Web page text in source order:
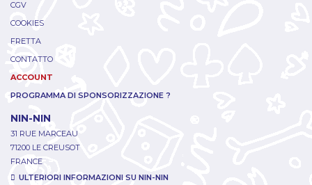
CGV
COOKIES
FRETTA
CONTATTO
ACCOUNT
PROGRAMMA DI SPONSORIZZAZIONE ?
NIN-NIN
31 RUE MARCEAU
71200 LE CREUSOT
FRANCE
ULTERIORI INFORMAZIONI SU NIN-NIN